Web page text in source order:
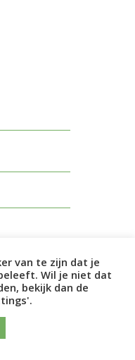
van te zijn dat je
Wil je niet dat
bekijk dan de